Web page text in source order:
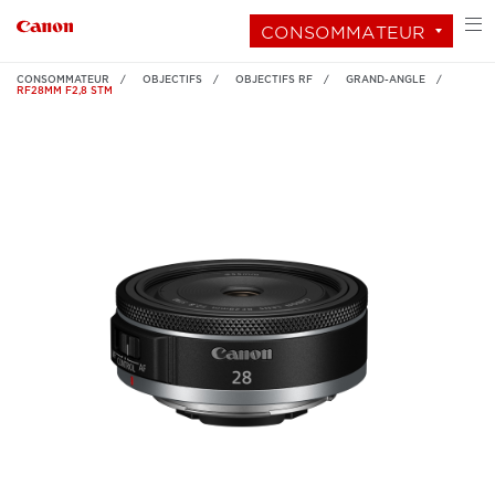
CONSOMMATEUR
CONSOMMATEUR OBJECTIFS OBJECTIFS RF
GRAND-ANGLE
RF28MM F2,8 STM